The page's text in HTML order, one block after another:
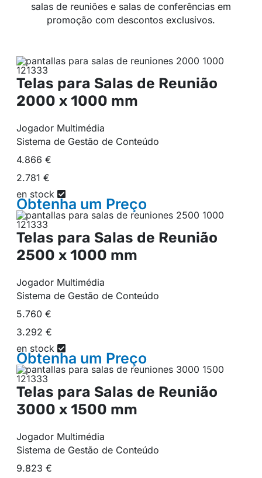
salas de reuniões e salas de conferências em
promoção com descontos exclusivos.
Telas para Salas de Reunião
2000 x 1000 mm
Jogador Multimédia
Sistema de Gestão de Conteúdo
4.866 €
2.781 €
en stock
Obtenha um Preço
Telas para Salas de Reunião
2500 x 1000 mm
Jogador Multimédia
Sistema de Gestão de Conteúdo
5.760 €
3.292 €
en stock
Obtenha um Preço
Telas para Salas de Reunião
3000 x 1500 mm
Jogador Multimédia
Sistema de Gestão de Conteúdo
9.823 €